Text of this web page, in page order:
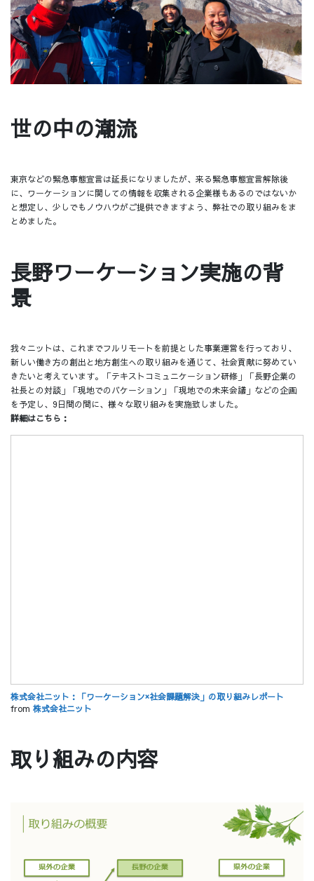
世の中の潮流
東京などの緊急事態宣言は延長になりましたが、来る緊急事態宣言解除後
に、ワーケーションに関しての情報を収集される企業様もあるのではないか
と想定し、少しでもノウハウがご提供できますよう、弊社での取り組みをま
とめました。
長野ワーケーション実施の背
景
我々ニットは、これまでフルリモートを前提とした事業運営を行っており、
新しい働き方の創出と地方創生への取り組みを通じて、社会貢献に努めてい
きたいと考えています。「テキストコミュニケーション研修」「長野企業の
社長との対談」「現地でのバケーション」「現地での未来会議」などの企画
を予定し、9日間の間に、様々な取り組みを実施致しました。
詳細はこちら：
株式会社ニット：「ワーケーション×社会課題解決」の取り組みレポート
from 株式会社ニット
取り組みの内容